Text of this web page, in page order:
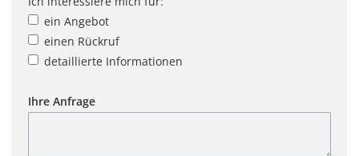
ein Angebot
einen Rückruf
detaillierte Informationen
Ihre Anfrage